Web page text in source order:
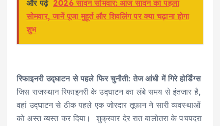
और पढ़े 2026 सावन सोमवार: आज सावन का पहला
सोमवार, जानें पूजा मुहूर्त और शिवलिंग पर क्या चढ़ाना होगा
शुभ
रिफाइनरी उद्घाटन से पहले फिर चुनौती: तेज आंधी में गिरे होर्डिंग्स
जिस राजस्थान रिफाइनरी के उद्घाटन का लंबे समय से इंतजार है,
वहां उद्घाटन से ठीक पहले एक जोरदार तूफान ने सारी व्यवस्थाओं
को अस्त व्यस्त कर दिया। शुक्रवार देर रात बालोतरा के पचपदरा